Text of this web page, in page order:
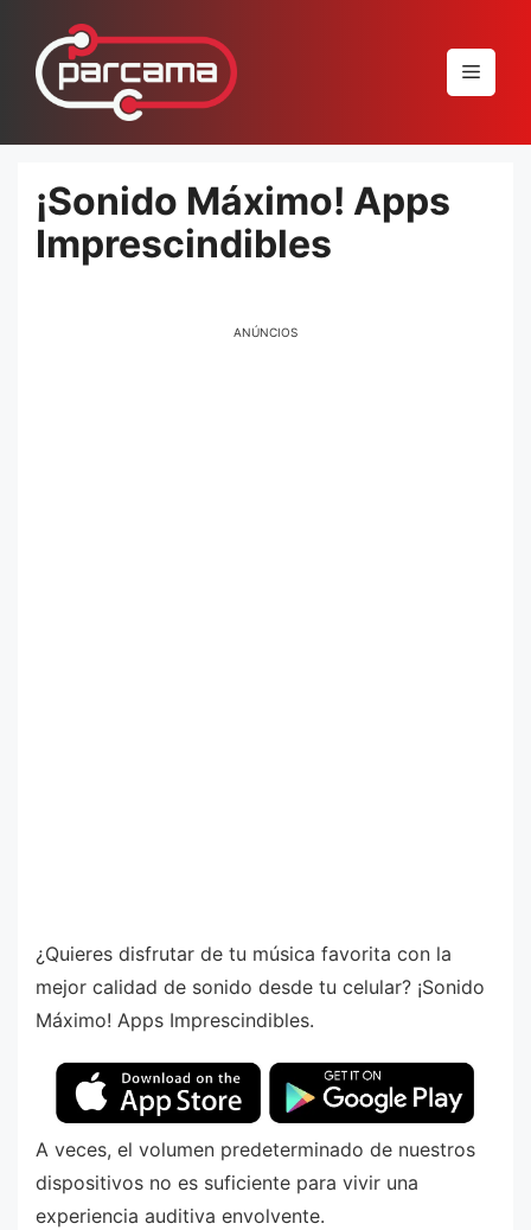
conteúdo
Menu
¡Sonido Máximo! Apps
Imprescindibles
ANÚNCIOS
¿Quieres disfrutar de tu música favorita con la
mejor calidad de sonido desde tu celular? ¡Sonido
Máximo! Apps Imprescindibles.
A veces, el volumen predeterminado de nuestros
dispositivos no es suficiente para vivir una
experiencia auditiva envolvente.